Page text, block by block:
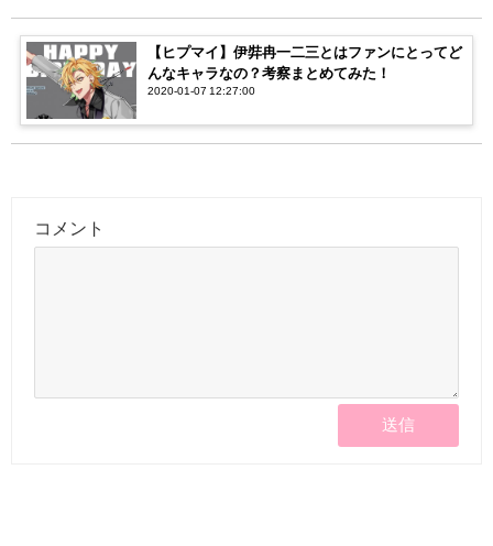
【ヒプマイ】伊弉冉一二三とはファンにとってど
んなキャラなの？考察まとめてみた！
2020-01-07 12:27:00
コメント